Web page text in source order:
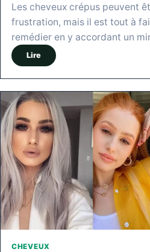
Les cheveux crépus peuvent
frustration, mais il est tout à
remédier en y accordant un
Lire
CHEVEUX